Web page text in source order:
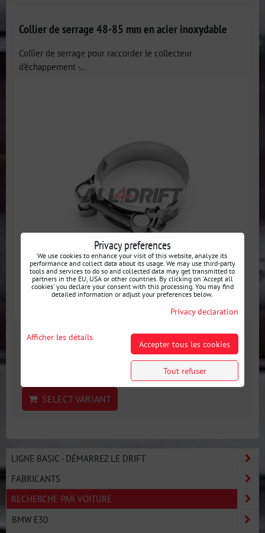
Collier de serrage 48-85 mm en acier inoxydable
Collier de serrage pour raccorder le collecteur
d'échappement -...
from 7 €
SELECT VARIANT
LIGNE BASIC - DÉMARREZ LE DRIFT
FABRICANTS
RECHERCHE PAR VOITURE
BMW E30
Privacy preferences
We use cookies to enhance your visit of this website, analyze its
performance and collect data about its usage. We may use third-party
tools and services to do so and collected data may get transmitted to
partners in the EU, USA or other countries. By clicking on 'Accept all
cookies' you declare your consent with this processing. You may find
detailed information or adjust your preferences below.
Privacy declaration
Afficher les détails
Accepter tous les cookies
Tout refuser